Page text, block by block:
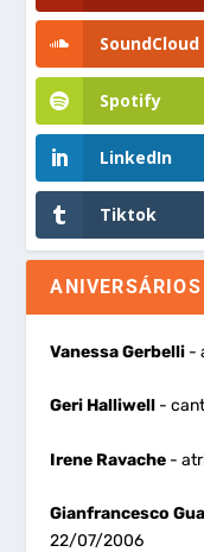
SoundCloud
Spotify
LinkedIn
Tiktok
ANIVERSÁRIOS
Vanessa Gerbelli -
Geri Halliwell -
Irene Ravache -
Gianfrancesco
22/07/2006